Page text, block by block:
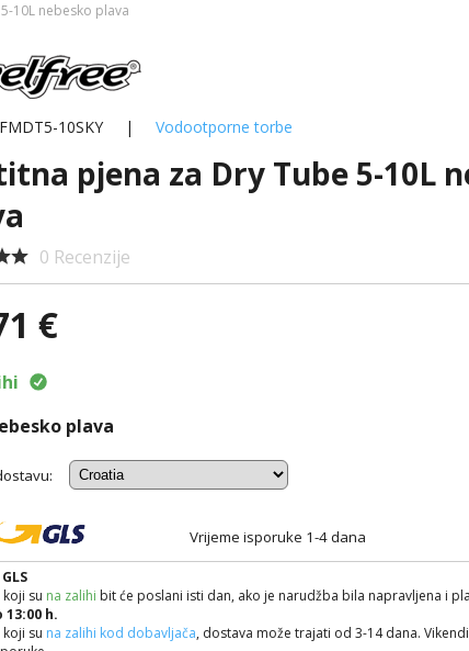
10L nebesko plava
10SKY | Vodootporne torbe
pjena za Dry Tube 5-10L
0 Recenzije
€
plava
Vrijeme isporuke 1-4 dana
su na zalihi bit će poslani isti dan, ako je narudžba bila napravljena i
h.
su na zalihi kod dobavljača, dostava može trajati od 3-14 dana.